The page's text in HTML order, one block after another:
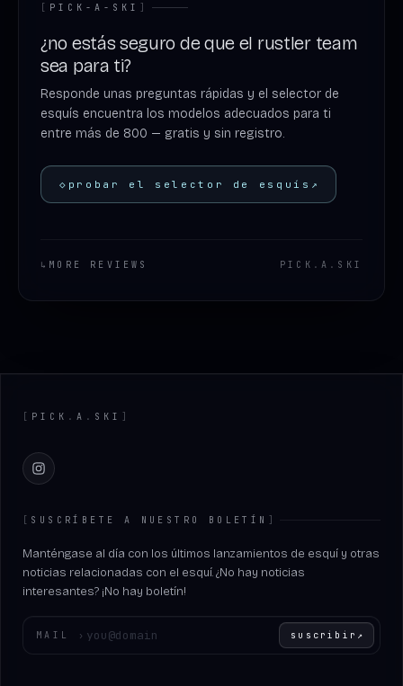
[ PICK-A-SKI ]
¿no estás seguro de que el rustler team
sea para ti?
Responde unas preguntas rápidas y el selector de
esquís encuentra los modelos adecuados para ti
entre más de 800 — gratis y sin registro.
◇ probar el selector de esquís ↗
↳ MORE REVIEWS PICK . A . SKI
[ PICK . A . SKI ]
Instagram
[ SUSCRÍBETE A NUESTRO BOLETÍN ]
Manténgase al día con los últimos lanzamientos de esquí y otras
noticias relacionadas con el esquí. ¿No hay noticias
interesantes? ¡No hay boletín!
MAIL › suscribir ↗